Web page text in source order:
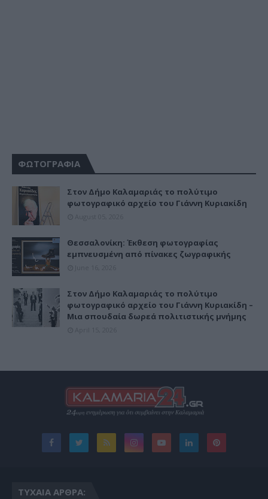
ΦΩΤΟΓΡΑΦΙΑ
Στον Δήμο Καλαμαριάς το πολύτιμο
φωτογραφικό αρχείο του Γιάννη Κυριακίδη
Θεσσαλονίκη: Έκθεση φωτογραφίας
εμπνευσμένη από πίνακες ζωγραφικής
Στον Δήμο Καλαμαριάς το πολύτιμο
φωτογραφικό αρχείο του Γιάννη Κυριακίδη –
Μια σπουδαία δωρεά πολιτιστικής μνήμης
ΤΥΧΑΊΑ ΆΡΘΡΑ: